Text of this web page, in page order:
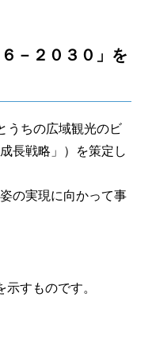
－２０３０」を
うちの広域観光のビ
長戦略」）を策定し
の実現に向かって事
すものです。